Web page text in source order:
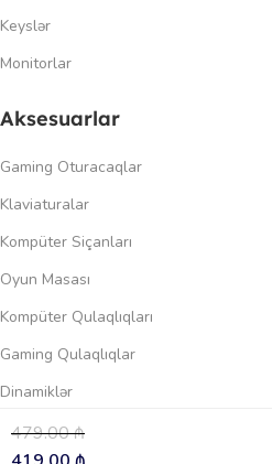
Keyslər
Monitorlar
Aksesuarlar
Gaming Oturacaqlar
Klaviaturalar
Kompüter Siçanları
Oyun Masası
Kompüter Qulaqlıqları
Gaming Qulaqlıqlar
Dinamiklər
Keçidlər
479.00₼